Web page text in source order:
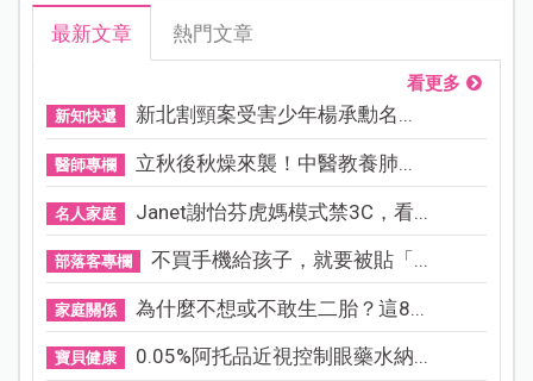
最新文章 熱門文章
看更多
新知快遞 新北割頸案受害少年楊承勳名...
醫師專欄 立秋後秋燥來襲！中醫教養肺...
名人家庭 Janet謝怡芬虎媽模式禁3C，看...
部落客專欄 不買手機給孩子，就要被貼「...
家庭關係 為什麼不想或不敢生二胎？這8...
寶貝健康 0.05%阿托品近視控制眼藥水納...